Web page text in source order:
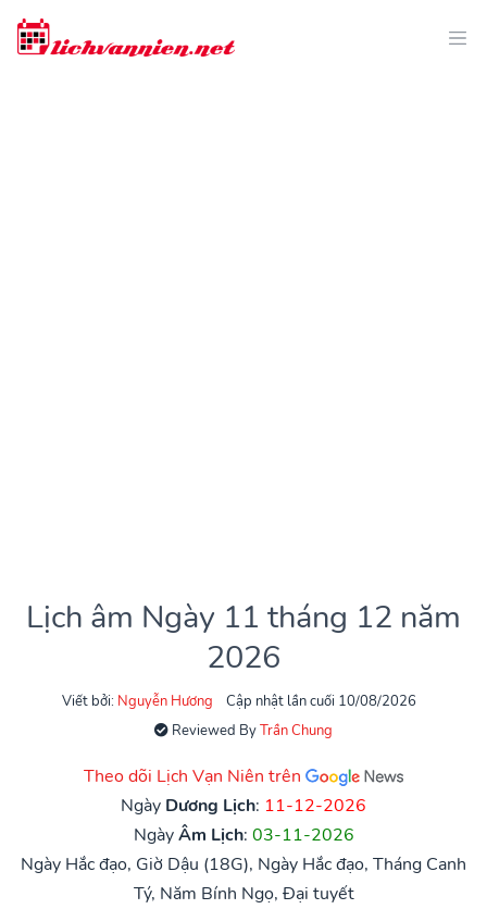
Lịch âm Ngày 11 tháng 12 năm
2026
Viết bởi: Nguyễn Hương
Cập nhật lần cuối 10/08/2026
Reviewed ByTrần Chung
Theo dõi Lịch Vạn Niên trên
Ngày Dương Lịch: 11-12-2026
NgàyÂm Lịch: 03-11-2026
Ngày Hắc đạo, Giờ Dậu (18G), Ngày Hắc đạo, Tháng Canh
Tý, Năm Bính Ngọ, Đại tuyết